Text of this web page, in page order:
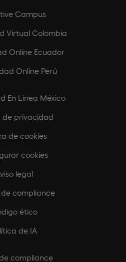
Campus
Virtual Colombia
Online Ecuador
Online Perú
En Línea México
de privacidad
de cookies
cookies
legal
de compliance
ético
de IA
compliance